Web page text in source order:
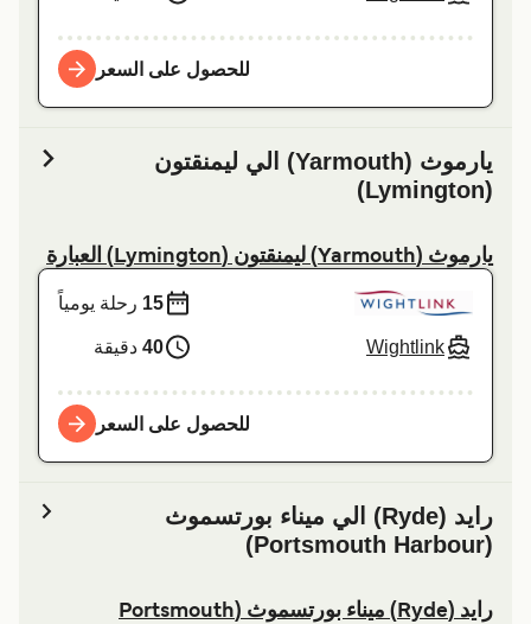
للحصول على السعر
يارموث (Yarmouth) الي ليمنقتون
يارموث (Yarmouth) ليمنقتون (Lymington) العبارة
Wightlink
15رحلة يومياً
40دقيقة
للحصول على السعر
راید (Ryde) الي ميناء بورتسموث
راید (Ryde) ميناء بورتسموث (Portsmouth